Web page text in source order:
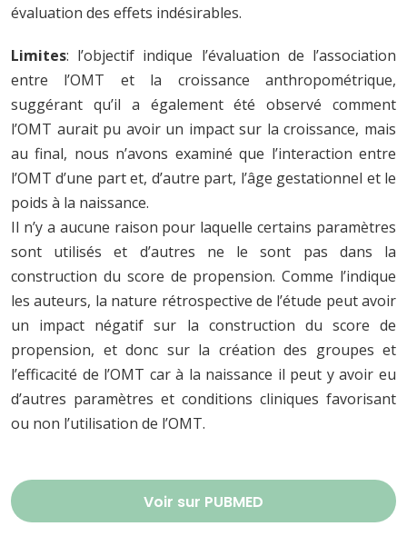
évaluation des effets indésirables.
Limites: l’objectif indique l’évaluation de l’association
entre l’OMT et la croissance anthropométrique,
suggérant qu’il a également été observé comment
l’OMT aurait pu avoir un impact sur la croissance, mais
au final, nous n’avons examiné que l’interaction entre
l’OMT d’une part et, d’autre part, l’âge gestationnel et le
poids à la naissance.
Il n’y a aucune raison pour laquelle certains paramètres
sont utilisés et d’autres ne le sont pas dans la
construction du score de propension. Comme l’indique
les auteurs, la nature rétrospective de l’étude peut avoir
un impact négatif sur la construction du score de
propension, et donc sur la création des groupes et
l’efficacité de l’OMT car à la naissance il peut y avoir eu
d’autres paramètres et conditions cliniques favorisant
ou non l’utilisation de l’OMT.
Voir sur PUBMED